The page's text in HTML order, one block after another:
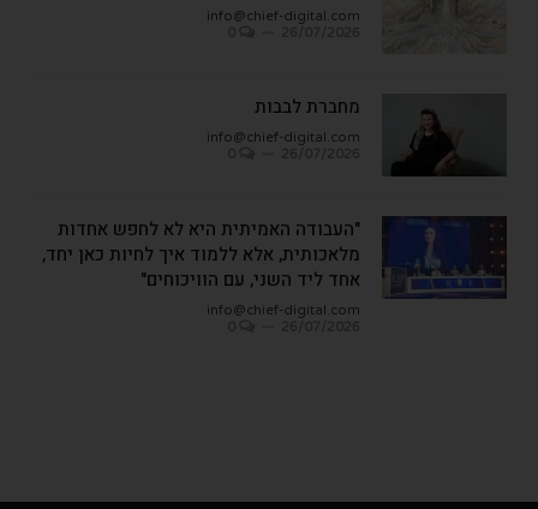
info@chief-digital.com
מחברת לבבות
info@chief-digital.com
"העבודה האמיתית היא לא לחפש אחדות
מלאכותית, אלא ללמוד איך לחיות כאן יחד,
אחד ליד השני, עם הוויכוחים"
info@chief-digital.com